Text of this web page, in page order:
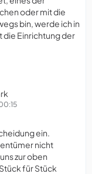
oder mit die
bin, werde ich in
die Einrichtung der
ein.
nicht
zur oben
für Stück